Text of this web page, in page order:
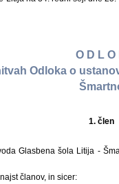
O D L O
Odloka o
1. člen
Glasbena šola Litija -
članov, in sicer: